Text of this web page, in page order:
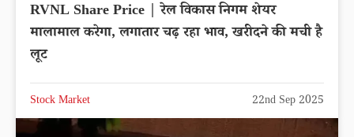
RVNL Share Price | रेल विकास निगम शेयर
मालामाल करेगा, लगातार चढ़ रहा भाव, खरीदने की मची है
लूट
Stock Market 22nd Sep 2025